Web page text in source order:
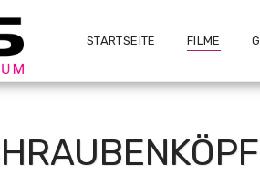
STARTSEITE FILME